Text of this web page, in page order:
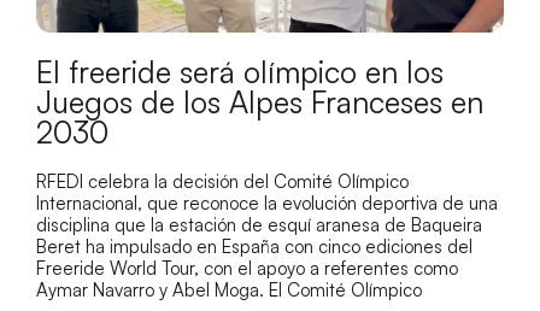
El freeride será olímpico en los
Juegos de los Alpes Franceses en
2030
RFEDI celebra la decisión del Comité Olímpico
Internacional, que reconoce la evolución deportiva de una
disciplina que la estación de esquí aranesa de Baqueira
Beret ha impulsado en España con cinco ediciones del
Freeride World Tour, con el apoyo a referentes como
Aymar Navarro y Abel Moga. El Comité Olímpico